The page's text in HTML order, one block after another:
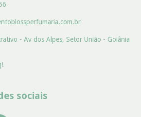
- Av dos Alpes, Setor União - Goiânia
sociais